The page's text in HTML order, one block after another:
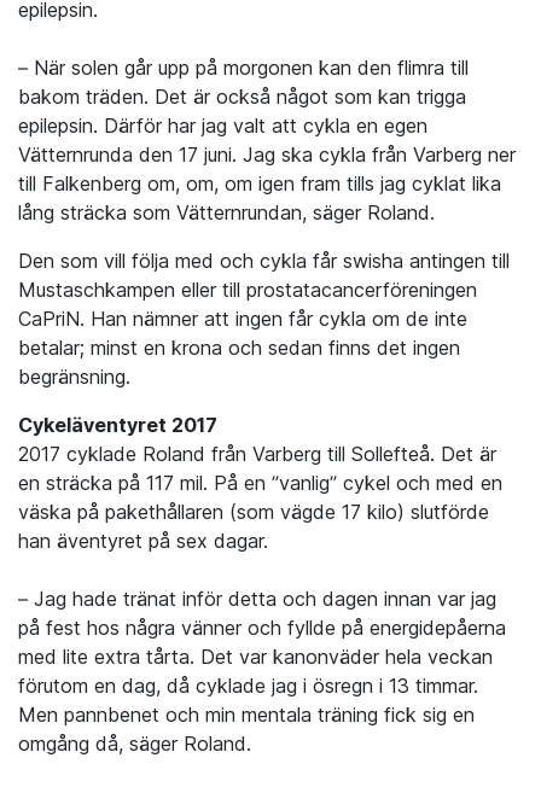
epilepsin.
– När solen går upp på morgonen kan den flimra till
bakom träden. Det är också något som kan trigga
epilepsin. Därför har jag valt att cykla en egen
Vätternrunda den 17 juni. Jag ska cykla från Varberg ner
till Falkenberg om, om, om igen fram tills jag cyklat lika
lång sträcka som Vätternrundan, säger Roland.
Den som vill följa med och cykla får swisha antingen till
Mustaschkampen eller till prostatacancerföreningen
CaPriN. Han nämner att ingen får cykla om de inte
betalar; minst en krona och sedan finns det ingen
begränsning.
Cykeläventyret 2017
2017 cyklade Roland från Varberg till Sollefteå. Det är
en sträcka på 117 mil. På en ”vanlig” cykel och med en
väska på pakethållaren (som vägde 17 kilo) slutförde
han äventyret på sex dagar.
– Jag hade tränat inför detta och dagen innan var jag
på fest hos några vänner och fyllde på energidepåerna
med lite extra tårta. Det var kanonväder hela veckan
förutom en dag, då cyklade jag i ösregn i 13 timmar.
Men pannbenet och min mentala träning fick sig en
omgång då, säger Roland.